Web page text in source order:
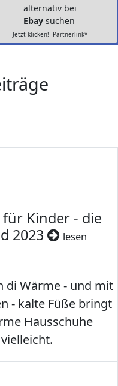
alternativ bei
Ebay suchen
Jetzt klicken!- Partnerlink*
Kinder - die
2023
lesen
di Wärme - und mit
- kalte Füße bringt
Hausschuhe